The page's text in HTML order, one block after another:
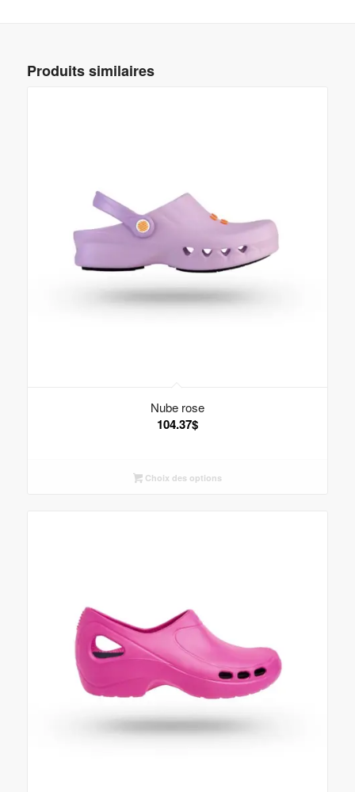
Produits similaires
Nube rose
104.37$
Choix des options